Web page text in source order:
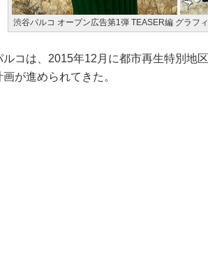
渋谷パルコ オープン広告第1弾 TEASER編 グラフ
ルコは、2015年12月に都市再生特別地
画が進められてきた。